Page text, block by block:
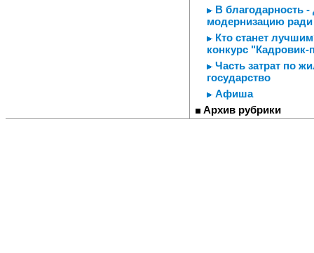
В благодарность
модернизацию ради
Кто станет
конкурс
Часть затрат по
государство
Афиша
Архив рубрики